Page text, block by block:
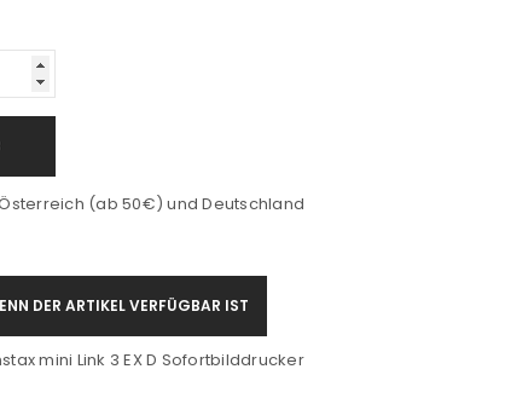
(ab 50€) und Deutschland
DER ARTIKEL VERFÜGBAR IST
mini Link 3 EX D Sofortbilddrucker